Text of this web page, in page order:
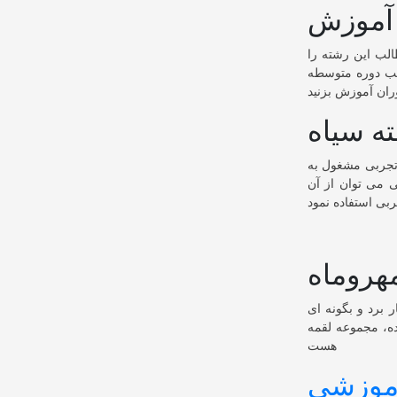
آموزش
این رشته را
دوره متوسطه
سیاه
مشغول به
می توان از آن
بکار برد و بگونه ای
مجموعه لقمه
هست